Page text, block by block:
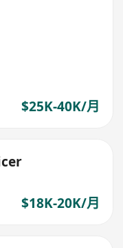
$25K-40K/月
$18K-20K/月